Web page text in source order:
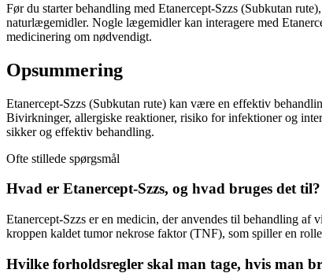
Før du starter behandling med Etanercept-Szzs (Subkutan
naturlægemidler. Nogle lægemidler kan interagere med
medicinering om nødvendigt.
Opsummering
Etanercept-Szzs (Subkutan rute) kan være en effektiv
Bivirkninger, allergiske reaktioner, risiko for infektioner og
sikker og effektiv behandling.
Ofte stillede spørgsmål
Hvad er Etanercept-Szzs, og hvad bruges det til?
Etanercept-Szzs er en medicin, der anvendes til behandling
kroppen kaldet tumor nekrose faktor (TNF), som spiller en
Hvilke forholdsregler skal man tage, hvis man